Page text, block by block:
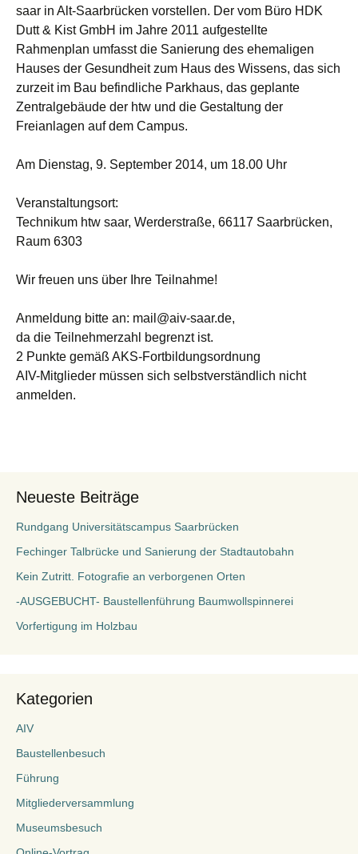
saar in Alt-Saarbrücken vorstellen. Der vom Büro HDK
Dutt & Kist GmbH im Jahre 2011 aufgestellte
Rahmenplan umfasst die Sanierung des ehemaligen
Hauses der Gesundheit zum Haus des Wissens, das sich
zurzeit im Bau befindliche Parkhaus, das geplante
Zentralgebäude der htw und die Gestaltung der
Freianlagen auf dem Campus.
Am Dienstag, 9. September 2014, um 18.00 Uhr
Veranstaltungsort:
Technikum htw saar, Werderstraße, 66117 Saarbrücken,
Raum 6303
Wir freuen uns über Ihre Teilnahme!
Anmeldung bitte an: mail@aiv-saar.de,
da die Teilnehmerzahl begrenzt ist.
2 Punkte gemäß AKS-Fortbildungsordnung
AIV-Mitglieder müssen sich selbstverständlich nicht
anmelden.
Neueste Beiträge
Rundgang Universitätscampus Saarbrücken
Fechinger Talbrücke und Sanierung der Stadtautobahn
Kein Zutritt. Fotografie an verborgenen Orten
-AUSGEBUCHT- Baustellenführung Baumwollspinnerei
Vorfertigung im Holzbau
Kategorien
AIV
Baustellenbesuch
Führung
Mitgliederversammlung
Museumsbesuch